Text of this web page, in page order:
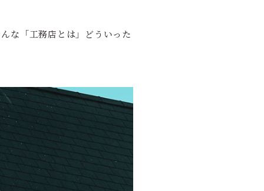
な「工務店とは」どういった